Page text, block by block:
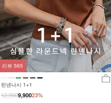
린넨나시 1+1
23%
12,9009,900
리뷰 565